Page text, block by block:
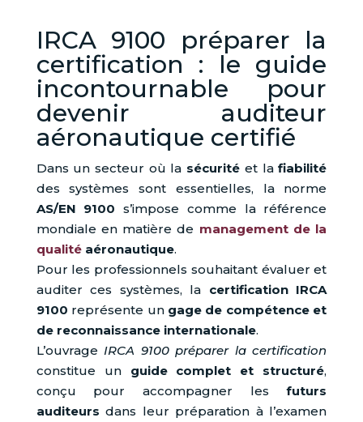
IRCA 9100 préparer la
certification : le guide
incontournable pour
devenir auditeur
aéronautique certifié
Dans un secteur où la sécurité et lafiabilité
des systèmes sont essentielles, la norme
AS/EN 9100 s’impose comme la référence
mondiale en matière de management de la
qualitéaéronautique.
Pour les professionnels souhaitant évaluer et
auditer ces systèmes, la certification IRCA
9100 représente un gage de compétence et
de reconnaissance internationale.
L’ouvrage IRCA 9100 préparer la certification
constitue un guide complet et structuré,
conçu pour accompagner lesfuturs
auditeurs dans leur préparation à l’examen